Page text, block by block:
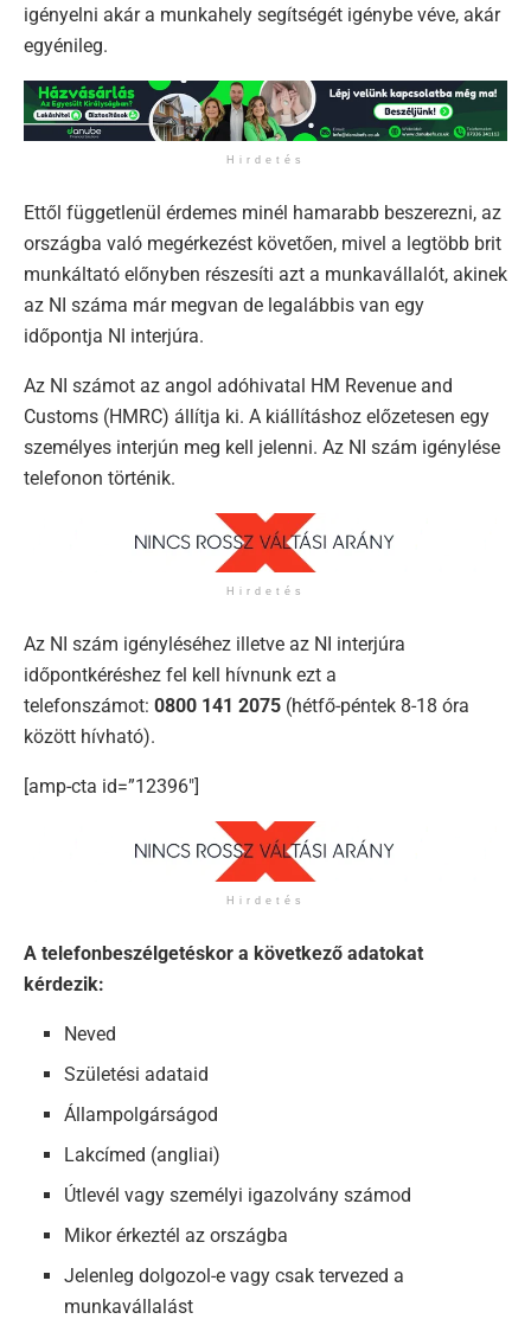
igényelni akár a munkahely segítségét igénybe véve, akár
egyénileg.
Hirdetés
Ettől függetlenül érdemes minél hamarabb beszerezni, az
országba való megérkezést követően, mivel a legtöbb brit
munkáltató előnyben részesíti azt a munkavállalót, akinek
az NI száma már megvan de legalábbis van egy
időpontja NI interjúra.
Az NI számot az angol adóhivatal HM Revenue and
Customs (HMRC) állítja ki. A kiállításhoz előzetesen egy
személyes interjún meg kell jelenni. Az NI szám igénylése
telefonon történik.
Hirdetés
Az NI szám igényléséhez illetve az NI interjúra
időpontkéréshez fel kell hívnunk ezt a
telefonszámot: 0800 141 2075 (hétfő-péntek 8-18 óra
között hívható).
[amp-cta id=”12396″]
Hirdetés
A telefonbeszélgetéskor a következő adatokat
kérdezik:
Neved
Születési adataid
Állampolgárságod
Lakcímed (angliai)
Útlevél vagy személyi igazolvány számod
Mikor érkeztél az országba
Jelenleg dolgozol-e vagy csak tervezed a
munkavállalást